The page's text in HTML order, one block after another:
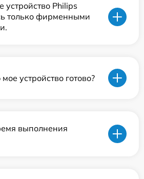
устройство Philips
только фирменными
устройство готово?
выполнения